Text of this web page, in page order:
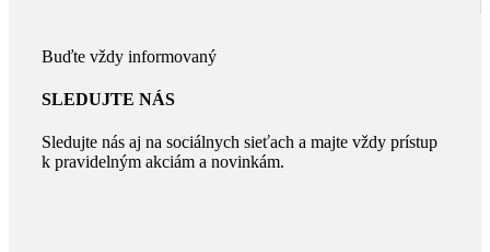
Buďte vždy informovaný
SLEDUJTE NÁS
Sledujte nás aj na sociálnych sieťach a majte vždy prístup
k pravidelným akciám a novinkám.